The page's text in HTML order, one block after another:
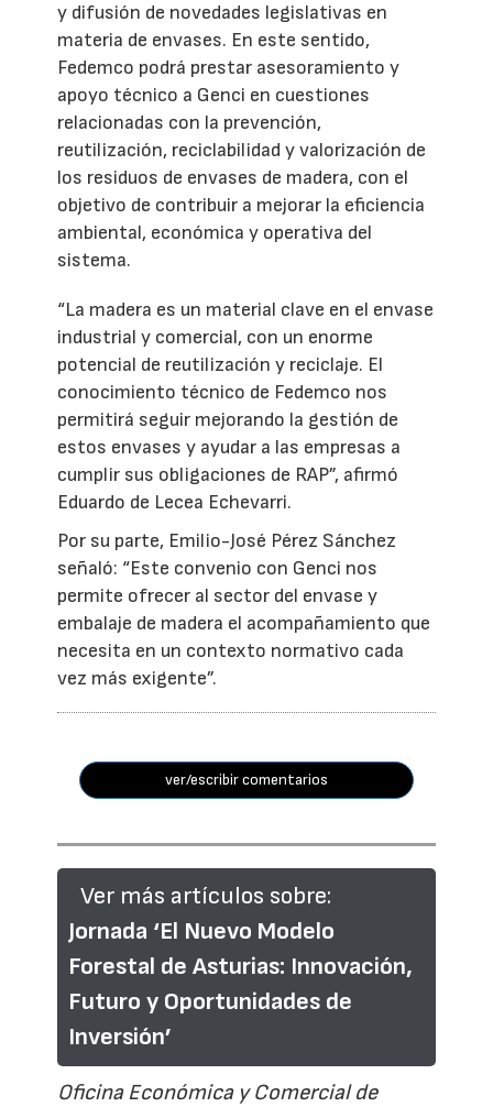
y difusión de novedades legislativas en
materia de envases. En este sentido,
Fedemco podrá prestar asesoramiento y
apoyo técnico a Genci en cuestiones
relacionadas con la prevención,
reutilización, reciclabilidad y valorización de
los residuos de envases de madera, con el
objetivo de contribuir a mejorar la eficiencia
ambiental, económica y operativa del
sistema.
“La madera es un material clave en el envase
industrial y comercial, con un enorme
potencial de reutilización y reciclaje. El
conocimiento técnico de Fedemco nos
permitirá seguir mejorando la gestión de
estos envases y ayudar a las empresas a
cumplir sus obligaciones de RAP”, afirmó
Eduardo de Lecea Echevarri.
Por su parte, Emilio-José Pérez Sánchez
señaló: “Este convenio con Genci nos
permite ofrecer al sector del envase y
embalaje de madera el acompañamiento que
necesita en un contexto normativo cada
vez más exigente”.
ver/escribir comentarios
Ver más artículos sobre:
Jornada ‘El Nuevo Modelo
Forestal de Asturias: Innovación,
Futuro y Oportunidades de
Inversión’
Oficina Económica y Comercial de